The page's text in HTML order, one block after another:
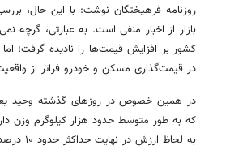
روزنامه فرهیختگان نوشت: با این حال،
بازار از اخبار منفی است. به عبارتی، گرچه
کشور بر افزایش قیمت‌ها را نادیده گرفت؛
در قیمت‌گذاری مسکن و خودرو فراتر از
در همین خصوص در روزهای گذشته وحید
به لحاظ ارزش در نهایت حداکثر حدود ۱۰ درصد از قیمت تمام‌شده خودرو مربوط به فولاد است.»